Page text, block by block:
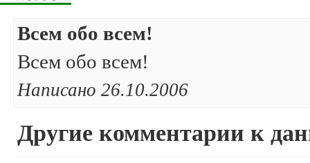
Всем обо всем!
Всем обо всем!
Написано 26.10.2006
Другие комментарии к